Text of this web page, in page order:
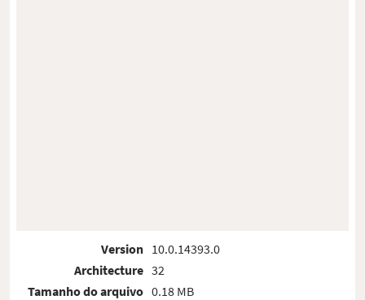
Version
Architecture
Tamanho do arquivo
10.0.14393.0
32
0.18 MB